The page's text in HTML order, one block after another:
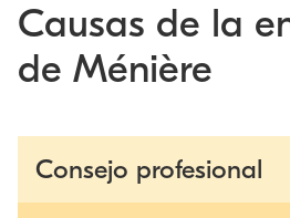
Causas de la
de Ménière
Consejo profesional